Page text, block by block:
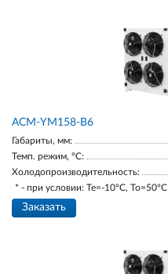
АСМ-YM158-В6
Габариты, мм:
Темп. режим, °С:
Холодопроизводительность:
* - при условии: Te=-10ºC, To=50ºC
Заказать